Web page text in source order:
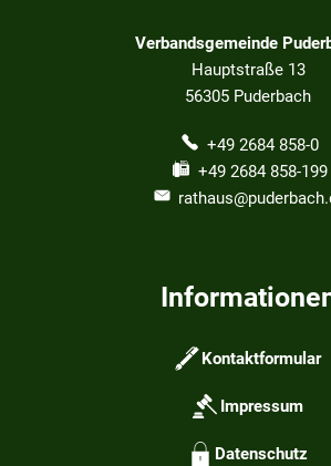
Verbandsgemeinde
Hauptstraße 13
56305 Puderbach
+49 2684 858-0
+49 2684 858-199
Kontaktformular
Impressum
Datenschutz